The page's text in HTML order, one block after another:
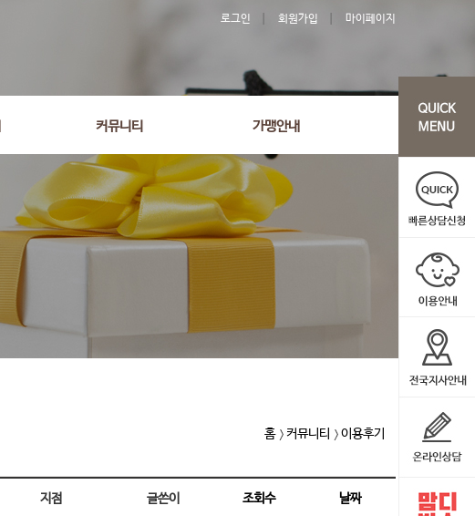
로그인 회원가입 마이페이지
커뮤니티 가맹안내
홈 커뮤니티 이용후기
지점 글쓴이 조회수 날짜